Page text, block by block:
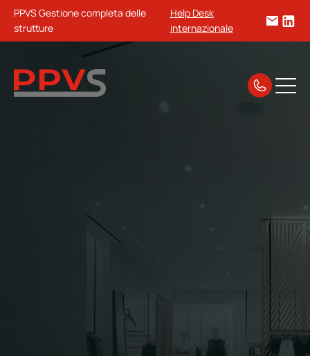
PPVS Gestione completa delle
strutture
Help Desk
internazionale